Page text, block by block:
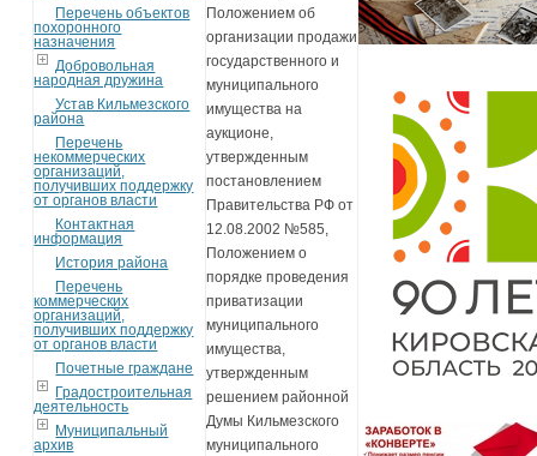
Перечень объектов
похоронного
назначения
Добровольная
народная дружина
Устав Кильмезского
района
Перечень
некоммерческих
организаций,
получивших поддержку
от органов власти
Контактная
информация
История района
Перечень
коммерческих
организаций,
получивших поддержку
от органов власти
Почетные граждане
Градостроительная
деятельность
Муниципальный
архив
Положением об
организации продажи
государственного и
муниципального
имущества на
аукционе,
утвержденным
постановлением
Правительства РФ от
12.08.2002 №585,
Положением о
порядке проведения
приватизации
муниципального
имущества,
утвержденным
решением районной
Думы Кильмезского
муниципального